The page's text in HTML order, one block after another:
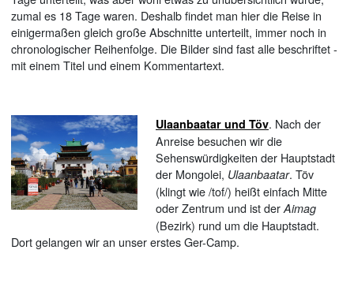
zumal es 18 Tage waren. Deshalb findet man hier die Reise in
einigermaßen gleich große Abschnitte unterteilt, immer noch in
chronologischer Reihenfolge. Die Bilder sind fast alle beschriftet -
mit einem Titel und einem Kommentartext.
Ulaanbaatar und Töv. Nach der
Anreise besuchen wir die
Sehenswürdigkeiten der Hauptstadt
der Mongolei, Ulaanbaatar. Töv
(klingt wie /tof/) heißt einfach Mitte
oder Zentrum und ist derAimag
(Bezirk) rund um die Hauptstadt.
Dort gelangen wir an unser erstes Ger-Camp.